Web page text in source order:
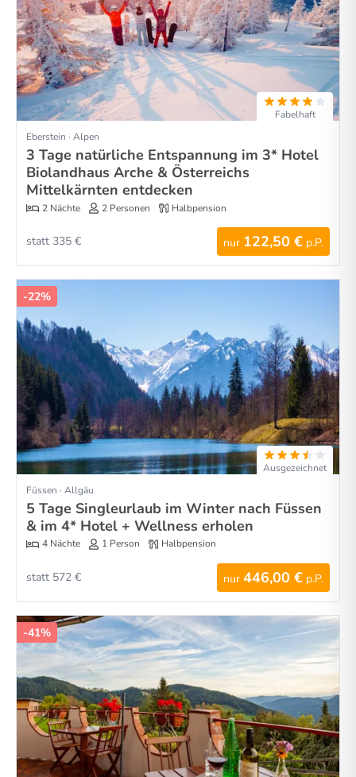
Fabelhaft
Eberstein · Alpen
3 Tage natürliche Entspannung im 3* Hotel
Biolandhaus Arche & Österreichs
Mittelkärnten entdecken
2 Nächte 2 Personen Halbpension
nur 122,50 € p.P.
statt 335 €
-22%
Ausgezeichnet
Füssen · Allgäu
5 Tage Singleurlaub im Winter nach Füssen
& im 4* Hotel + Wellness erholen
4 Nächte 1 Person Halbpension
nur 446,00 € p.P.
statt 572 €
-41%